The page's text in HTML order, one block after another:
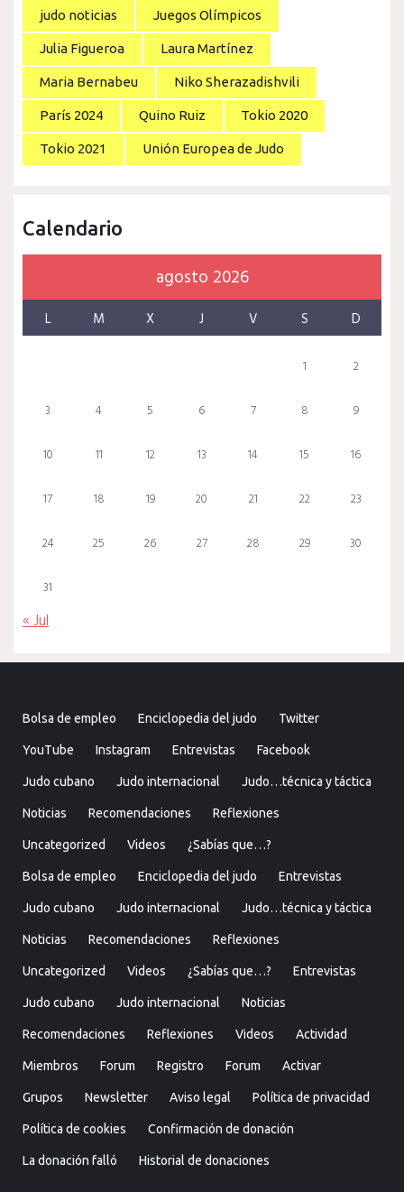
judo noticias Juegos Olímpicos
Julia Figueroa Laura Martínez
Maria Bernabeu Niko Sherazadishvili
París 2024 Quino Ruiz Tokio 2020
Tokio 2021 Unión Europea de Judo
Calendario
agosto 2026
L M X J V S D
1 2
3 4 5 6 7 8 9
10 11 12 13 14 15 16
17 18 19 20 21 22 23
24 25 26 27 28 29 30
31
« Jul
Bolsa de empleo Enciclopedia del judo Twitter
YouTube Instagram Entrevistas Facebook
Judo cubano Judo internacional Judo…técnica y táctica
Noticias Recomendaciones Reflexiones
Uncategorized Videos ¿Sabías que…?
Bolsa de empleo Enciclopedia del judo Entrevistas
Judo cubano Judo internacional Judo…técnica y táctica
Noticias Recomendaciones Reflexiones
Uncategorized Videos ¿Sabías que…? Entrevistas
Judo cubano Judo internacional Noticias
Recomendaciones Reflexiones Videos Actividad
Miembros Forum Registro Forum Activar
Grupos Newsletter Aviso legal Política de privacidad
Política de cookies Confirmación de donación
La donación falló Historial de donaciones